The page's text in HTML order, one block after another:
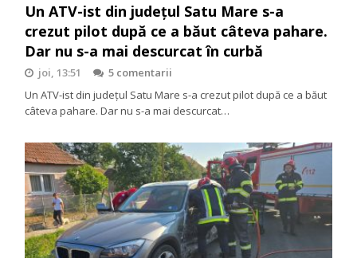
Un ATV-ist din județul Satu Mare s-a
crezut pilot după ce a băut câteva pahare.
Dar nu s-a mai descurcat în curbă
joi, 13:51
5 comentarii
Un ATV-ist din județul Satu Mare s-a crezut pilot după ce a băut
câteva pahare. Dar nu s-a mai descurcat…